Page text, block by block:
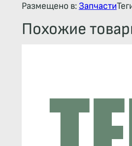
Размещено в: Запчасти
Похожие